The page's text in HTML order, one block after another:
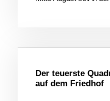
Der teuerste
auf dem Friedhof